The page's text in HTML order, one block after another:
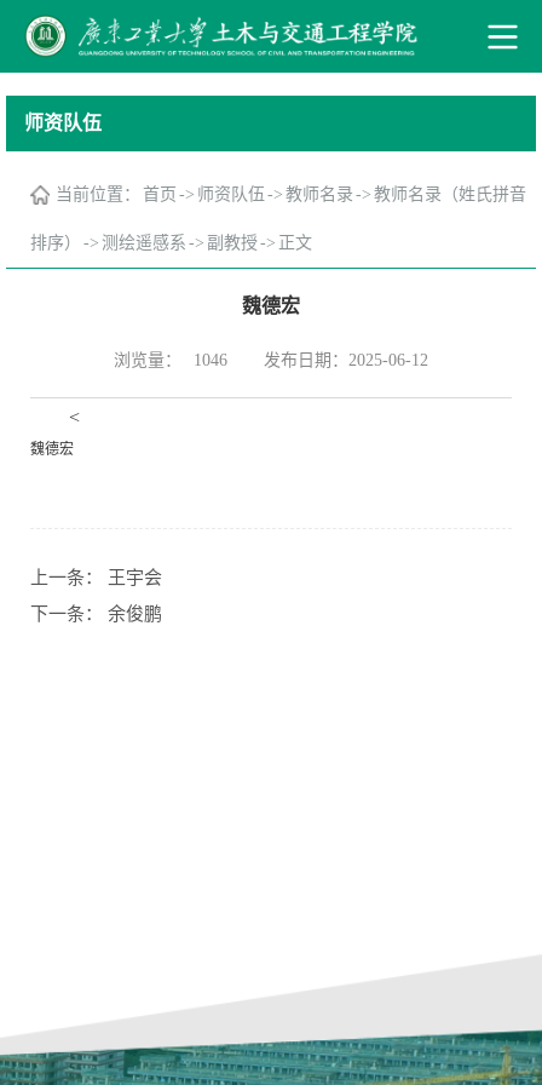
师资队伍
当前位置： 首页 -> 师资队伍 -> 教师名录 -> 教师名录（姓氏拼音
排序） -> 测绘遥感系 -> 副教授-> 正文
魏德宏
浏览量： 1046 发布日期：2025-06-12
<
魏德宏
上一条：
王宇会
下一条： 余俊鹏